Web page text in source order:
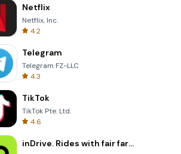
Netflix
Netflix, Inc.
4.2
Telegram
Telegram FZ-LLC
4.3
TikTok
TikTok Pte. Ltd.
4.6
inDrive. Rides with fair fares